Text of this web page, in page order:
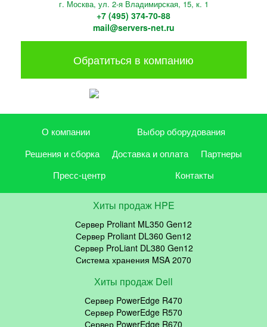
г. Москва, ул. 2-я Владимирская, 15, к. 1
+7 (495) 374-70-88
mail@servers-net.ru
Обратиться в компанию
О компании
Выбор оборудования
Решения и сборка
Доставка и оплата
Партнеры
Пресс-центр
Контакты
Хиты продаж HPE
Сервер Proliant ML350 Gen12
Сервер Proliant DL360 Gen12
Сервер ProLiant DL380 Gen12
Система хранения MSA 2070
Хиты продаж Dell
Сервер PowerEdge R470
Сервер PowerEdge R570
Сервер PowerEdge R670